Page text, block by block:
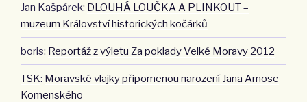
Jan Kašpárek: DLOUHÁ LOUČKA A PLINKOUT –
muzeum Království historických kočárků
boris: Reportáž z výletu Za poklady Velké Moravy 2012
TSK: Moravské vlajky připomenou narození Jana Amose
Komenského